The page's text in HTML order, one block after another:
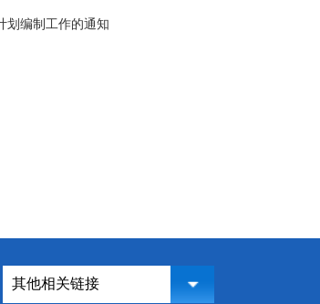
划编制工作的通知